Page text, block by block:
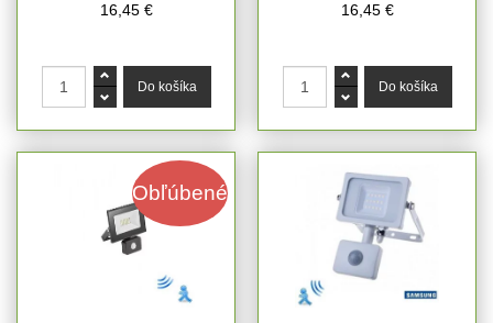
16,45 € 16,45 €
Obľúbené